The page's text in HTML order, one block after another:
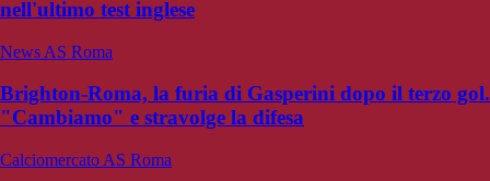
nell'ultimo test inglese
News AS Roma
Brighton-Roma, la furia di Gasperini dopo il terzo gol.
"Cambiamo" e stravolge la difesa
Calciomercato AS Roma